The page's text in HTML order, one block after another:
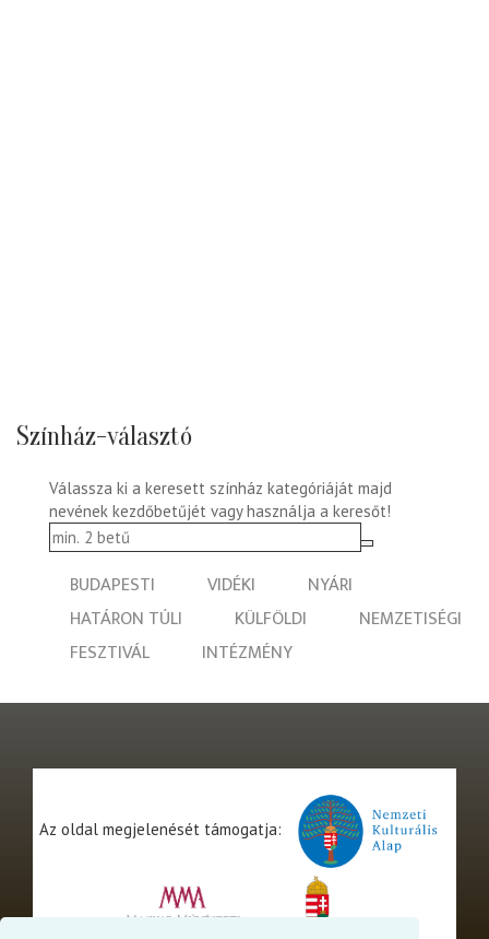
Színház-választó
Válassza ki a keresett színház kategóriáját majd
nevének kezdőbetűjét vagy használja a keresőt!
BUDAPESTI VIDÉKI
NYÁRI
HATÁRON TÚLI
KÜLFÖLDI
NEMZETISÉGI
FESZTIVÁL
INTÉZMÉNY
Az oldal megjelenését támogatja: